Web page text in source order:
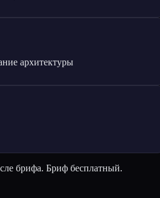
архитектуры
брифа. Бриф бесплатный.